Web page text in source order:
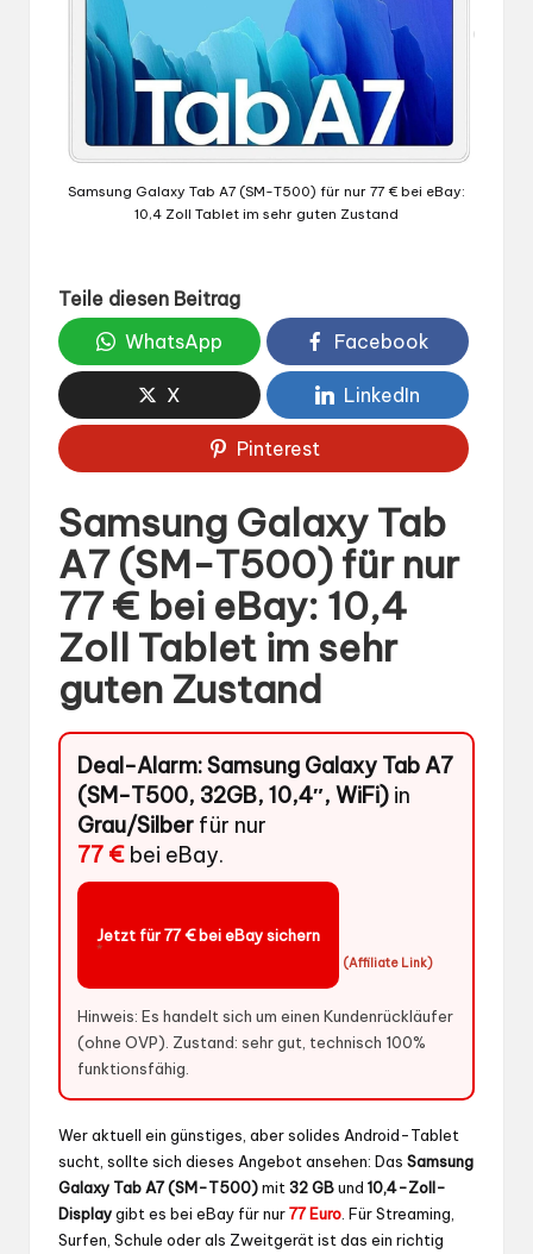
Samsung Galaxy Tab A7 (SM-T500) für nur 77 € bei eBay:
10,4 Zoll Tablet im sehr guten Zustand
Teile diesen Beitrag
WhatsApp
Facebook
X LinkedIn
Pinterest
Samsung Galaxy Tab
A7 (SM-T500) für nur
77 € bei eBay: 10,4
Zoll Tablet im sehr
guten Zustand
Deal-Alarm:Samsung Galaxy Tab A7
(SM-T500, 32GB, 10,4″, WiFi) in
Grau/Silber für nur
77 € bei eBay.
Jetzt für 77 € bei eBay sichern
*
(Affiliate Link)
Hinweis: Es handelt sich um einen Kundenrückläufer
(ohne OVP). Zustand: sehr gut, technisch 100%
funktionsfähig.
Wer aktuell ein günstiges, aber solides Android-Tablet
sucht, sollte sich dieses Angebot ansehen: Das Samsung
Galaxy Tab A7 (SM-T500)mit 32 GBund 10,4-Zoll-
Displaygibt es bei eBay für nur77 Euro . Für Streaming,
Surfen, Schule oder als Zweitgerät ist das ein richtig